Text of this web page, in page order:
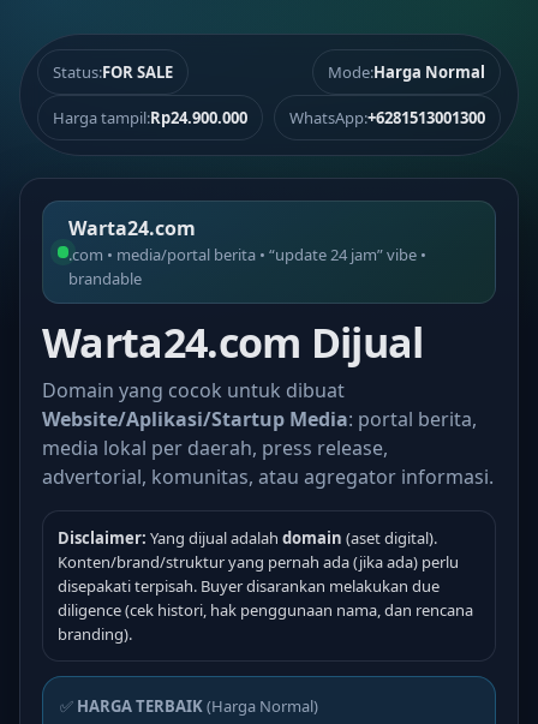
Status:FOR SALE Mode:Harga Normal
Harga tampil:Rp24.900.000 WhatsApp:+6281513001300
Warta24.com
.com • media/portal berita • “update 24 jam” vibe •
brandable
Warta24.com Dijual
Domain yang cocok untuk dibuat
Website/Aplikasi/Startup Media: portal berita,
media lokal per daerah, press release,
advertorial, komunitas, atau agregator informasi.
Disclaimer: Yang dijual adalah domain (aset digital).
Konten/brand/struktur yang pernah ada (jika ada) perlu
disepakati terpisah. Buyer disarankan melakukan due
diligence (cek histori, hak penggunaan nama, dan rencana
branding).
✅ HARGA TERBAIK(Harga Normal)